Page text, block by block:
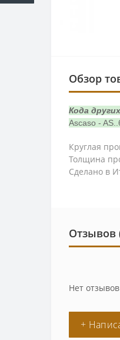
Обзор
Кода
Ascaso -
Круглая
Толщина
Сделано в
Отзывов
Нет
+